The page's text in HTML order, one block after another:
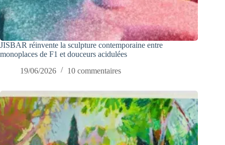
JISBAR réinvente la sculpture contemporaine entre
monoplaces de F1 et douceurs acidulées
19/06/2026
10 commentaires